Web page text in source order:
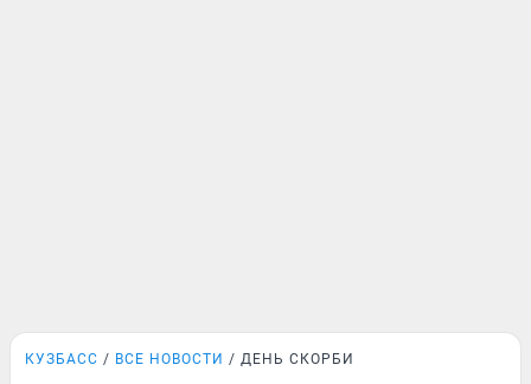
КУЗБАСС ВСЕ НОВОСТИ ДЕНЬ СКОРБИ